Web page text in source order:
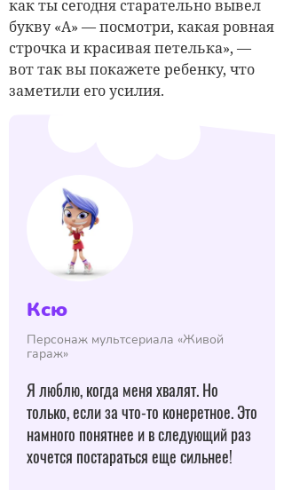
как ты сегодня старательно вывел
букву «А» — посмотри, какая ровная
строчка и красивая петелька», —
вот так вы покажете ребенку, что
заметили его усилия.
Ксю
Персонаж мультсериала «Живой
гараж»
Я люблю, когда меня хвалят. Но
только, если за что-то конеретное. Это
намного понятнее и в следующий раз
хочется постараться еще сильнее!